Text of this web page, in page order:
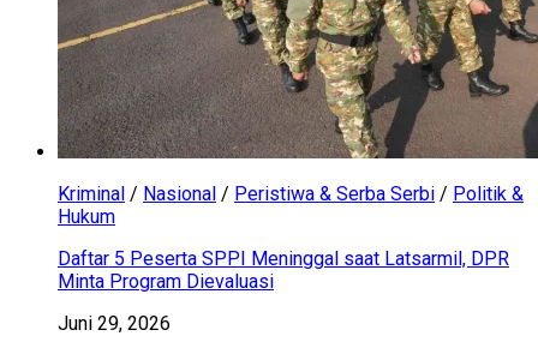
Kriminal / Nasional / Peristiwa & Serba Serbi / Politik &
Hukum
Daftar 5 Peserta SPPI Meninggal saat Latsarmil, DPR
Minta Program Dievaluasi
Juni 29, 2026